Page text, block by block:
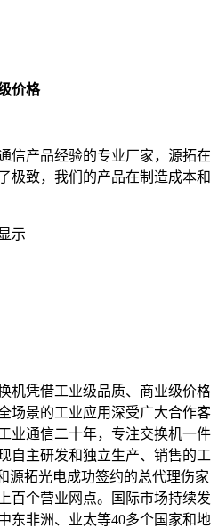
价格
产品经验的专业厂家，源拓在
极致，我们的产品在制造成本和
示
凭借工业级品质、商业级价格
场景的工业应用深受广大合作客
业通信二十年，专注交换机一件
自主研发和独立生产、销售的工
源拓光电成功签约的总代理伤家
百个营业网点。国际市场持续发
东非洲、业太等40多个国家和地